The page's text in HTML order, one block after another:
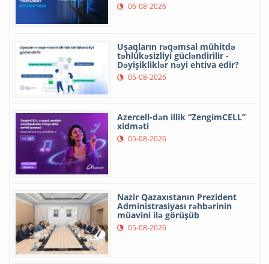
06-08-2026
Uşaqların rəqəmsal mühitdə
təhlükəsizliyi gücləndirilir -
Dəyişikliklər nəyi ehtiva edir?
05-08-2026
Azercell-dən illik “ZengimCELL”
xidməti
05-08-2026
Nazir Qazaxıstanın Prezident
Administrasiyası rəhbərinin
müavini ilə görüşüb
05-08-2026